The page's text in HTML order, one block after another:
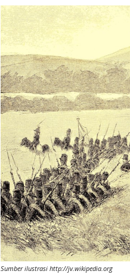
Sumber ilustrasi http://jv.wikipedia.org